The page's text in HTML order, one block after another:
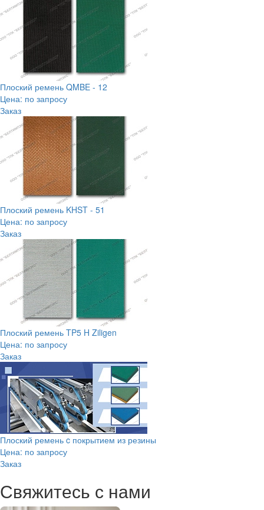
Плоский ремень QMBE - 12
Цена: по запросу
Заказ
Плоский ремень KHST - 51
Цена: по запросу
Заказ
Плоский ремень TP5 H Ziligen
Цена: по запросу
Заказ
Плоский ремень c покрытием из резины
Цена: по запросу
Заказ
Свяжитесь с нами